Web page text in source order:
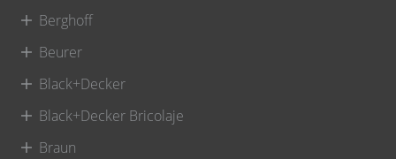
Berghoff
Beurer
Black+Decker
Black+Decker Bricolaje
Braun